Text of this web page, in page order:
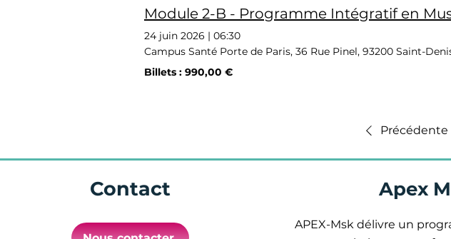
Module 2-B - Programme Intégratif en
24 juin 2026 | 06:30
Campus Santé Porte de Paris, 36 Rue Pinel, 93200 Saint-
Billets : 990,00 €
Précédente
Contact Apex
APEX-Msk délivre un